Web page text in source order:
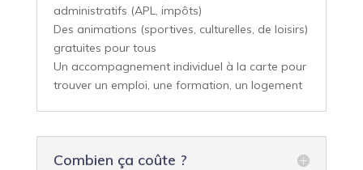
administratifs (APL, impôts)
Des animations (sportives, culturelles, de loisirs)
gratuites pour tous
Un accompagnement individuel à la carte pour
trouver un emploi, une formation, un logement
Combien ça coûte ?